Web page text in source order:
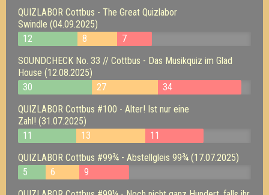
QUIZLABOR Cottbus - The Great Quizlabor
Swindle (04.09.2025)
12
8
7
SOUNDCHECK No. 33 // Cottbus - Das Musikquiz im Glad
House (12.08.2025)
30
27
34
QUIZLABOR Cottbus #100 - Alter! Ist nur eine
Zahl! (31.07.2025)
11
13
11
QUIZLABOR Cottbus #99¾ - Abstellgleis 99¾ (17.07.2025)
5
6
9